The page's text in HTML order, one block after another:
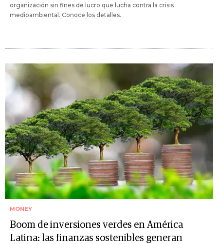
organización sin fines de lucro que lucha contra la crisis
medioambiental. Conoce los detalles.
MONEY
Boom de inversiones verdes en América
Latina: las finanzas sostenibles generan